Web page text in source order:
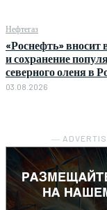
Нефтегаз
«Роснефть» вносит
и сохранение
северного оленя в
03.08.2026
―